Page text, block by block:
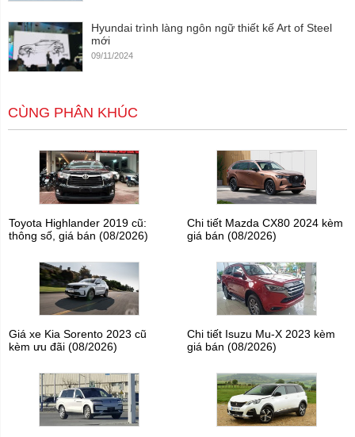
Hyundai trình làng ngôn ngữ thiết kế Art of Steel
mới
09/11/2024
CÙNG PHÂN KHÚC
Toyota Highlander 2019 cũ:
thông số, giá bán (08/2026)
Chi tiết Mazda CX80 2024 kèm
giá bán (08/2026)
Giá xe Kia Sorento 2023 cũ
kèm ưu đãi (08/2026)
Chi tiết Isuzu Mu-X 2023 kèm
giá bán (08/2026)